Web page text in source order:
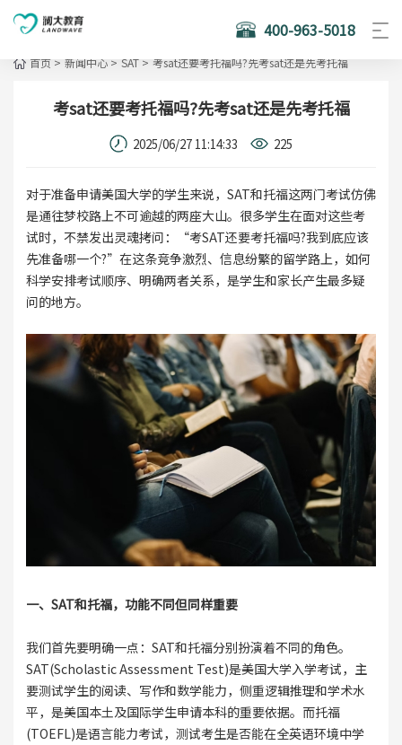
400-963-5018
首页 > 新闻中心 > SAT > 考sat还要考托福吗?先考sat还是先考托福
考sat还要考托福吗?先考sat还是先考托福
2025/06/27 11:14:33 225
对于准备申请美国大学的学生来说，SAT和托福这两门考试仿佛
是通往梦校路上不可逾越的两座大山。很多学生在面对这些考
试时，不禁发出灵魂拷问：“考SAT还要考托福吗?我到底应该
先准备哪一个?”在这条竞争激烈、信息纷繁的留学路上，如何
科学安排考试顺序、明确两者关系，是学生和家长产生最多疑
问的地方。
一、SAT和托福，功能不同但同样重要
我们首先要明确一点：SAT和托福分别扮演着不同的角色。
SAT(Scholastic Assessment Test)是美国大学入学考试，主
要测试学生的阅读、写作和数学能力，侧重逻辑推理和学术水
平，是美国本土及国际学生申请本科的重要依据。而托福
(TOEFL)是语言能力考试，测试考生是否能在全英语环境中学